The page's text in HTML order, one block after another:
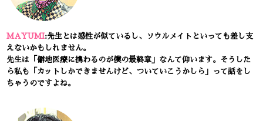
MAYUMI:先生とは感性が似ているし、ソウルメイトといっても差し支
えないかもしれません。
先生は「僻地医療に携わるのが僕の最終章」なんて仰います。そうした
ら私も「カットしかできませんけど、ついていこうかしら」って話をし
ちゃうのですよね。